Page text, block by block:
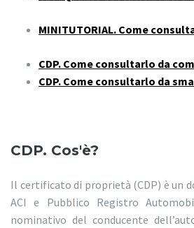
MINITUTORIAL. Come
CDP. Come consultarlo da
CDP. Come consultarlo da
CDP. Cos'è?
Il certificato di proprietà (CDP) è un
ACI e Pubblico Registro
nominativo del conducente